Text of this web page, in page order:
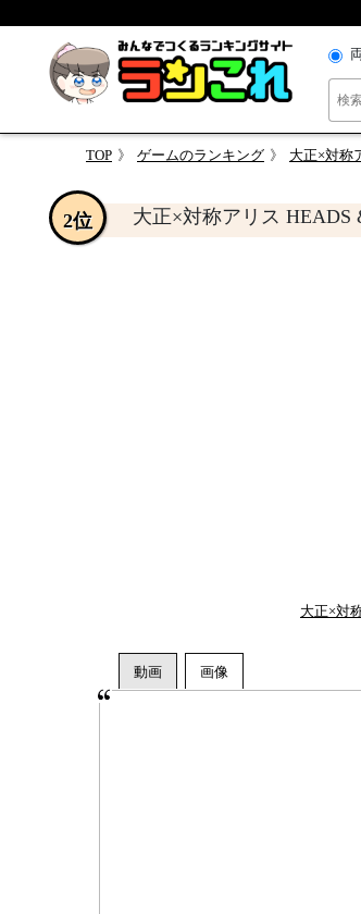
TOP ゲームのランキング 大正×対称
大正×対称アリス HEADS
2位
大正×対